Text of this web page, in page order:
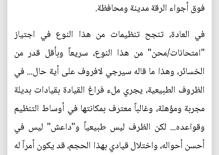
فوق أجواء الرقة مدينة ومحافظة.
في العادة، تنجح تنظيمات من هذا النوع في اجتياز
"امتحانات/محن" من هذا النوع، سريعاً وبأقل قدر من
الخسائر، وهذا ما قاله سيرجي لافروف على أية حال... في
الظروف الطبيعية، يجري ملء فراغ القيادة بقيادات بديلة
مجربة ومؤهلة، وغالباً معترف بمكانتها في أوساط التنظيم
وقواعده... لكن الظرف ليس طبيعياً و"داعش" ليس في
أحسن أحواله، واختلال قيادي بهذا الحجم، قد يكون أمراً له